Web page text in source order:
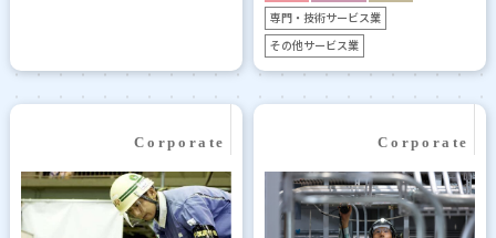
専門・技術サービス業
その他サービス業